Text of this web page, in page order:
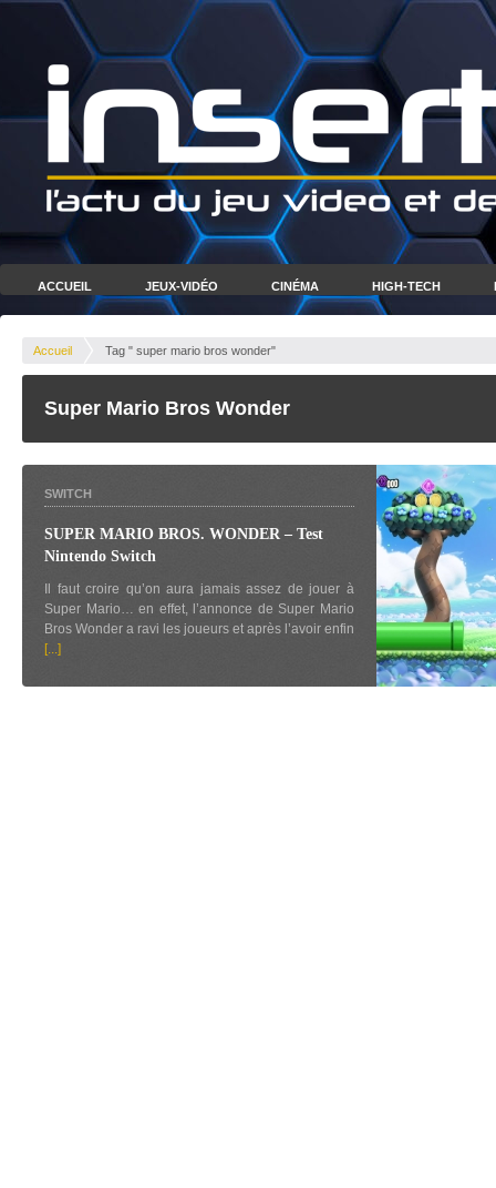
ACCUEIL JEUX-VIDÉO CINÉMA HIGH-TECH
Accueil Tag " super mario bros wonder"
Super Mario Bros Wonder
SWITCH
SUPER MARIO BROS. WONDER – Test
Nintendo Switch
Il faut croire qu’on aura jamais assez de jouer à
Super Mario… en effet, l’annonce de Super Mario
Bros Wonder a ravi les joueurs et après l’avoir enfin
[...]